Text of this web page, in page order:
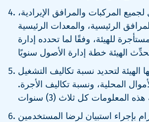
المركبات والمرافق الإيرادية،
الرئيسية، والمعدات الرئيسية
للهيئة، وفقًا لما تحدده إدارة
الهيئة لتحديد نسبة تكاليف التشغيل
المحلية، ونسبة تكاليف الأجرة.
بإجراء استبيان لرضا المستخدمين